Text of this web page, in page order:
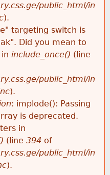
public_html/in
).
targeting switch is
Did you mean to
include_once() (line
public_html/in
).
: implode(): Passing
is deprecated.
in
(line 394 of
public_html/in
).